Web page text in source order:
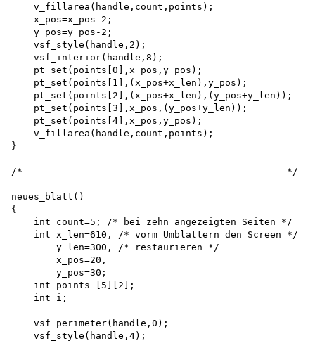
    v_fillarea(handle,count,points);
    x_pos=x_pos-2;
    y_pos=y_pos-2;
    vsf_style(handle,2);
    vsf_interior(handle,8);
    pt_set(points[0],x_pos,y_pos);
    pt_set(points[1],(x_pos+x_len),y_pos);
    pt_set(points[2],(x_pos+x_len),(y_pos+y_len));
    pt_set(points[3],x_pos,(y_pos+y_len));
    pt_set(points[4],x_pos,y_pos);
    v_fillarea(handle,count,points);
}
/* --------------------------------------------- */
neues_blatt()
{
    int count=5; /* bei zehn angezeigten Seiten */
    int x_len=610, /* vorm Umblättern den Screen */
        y_len=300, /* restaurieren */
        x_pos=20,
        y_pos=30;
    int points [5][2];
    int i;
    vsf_perimeter(handle,0);
    vsf_style(handle,4);